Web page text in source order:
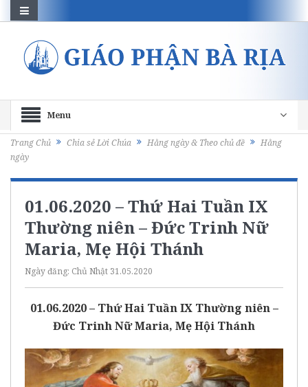
Menu
Trang Chủ Chia sẻ Lời Chúa Hằng ngày & Theo chủ đề
Hằng
ngày
01.06.2020 – Thứ Hai Tuần IX
Thường niên – Đức Trinh Nữ
Maria, Mẹ Hội Thánh
Ngày đăng: Chủ Nhật 31.05.2020
01.06.2020 – Thứ Hai Tuần IX Thường niên –
Đức Trinh Nữ Maria, Mẹ Hội Thánh